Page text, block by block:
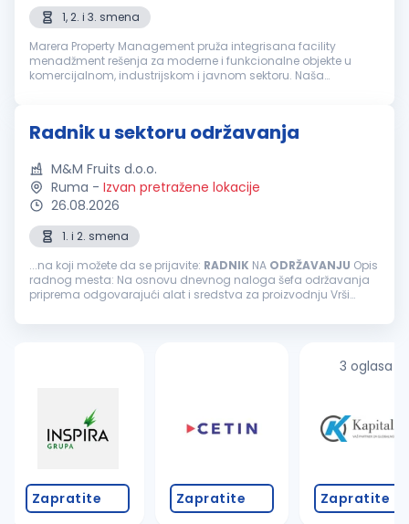
1, 2. i 3. smena
Marera Property Management pruža integrisana facility
menadžment rešenja za moderne i funkcionalne objekte u
komercijalnom, industrijskom i javnom sektoru. Naša
Radnik u sektoru održavanja
M&M Fruits d.o.o.
Ruma - Izvan pretražene lokacije
26.08.2026
1. i 2. smena
...na koji možete da se prijavite: RADNIK NA ODRŽAVANJU Opis
radnog mesta: Na osnovu dnevnog naloga šefa održavanja
priprema odgovarajući alat i sredstva za proizvodnju Vrši
održavanju
Zapratite Zapratite
3 oglasa
Zapratite